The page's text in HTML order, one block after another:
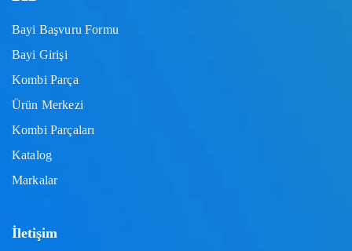
Bayi Başvuru Formu
Bayi Girişi
Kombi Parça
Ürün Merkezi
Kombi Parçaları
Katalog
Markalar
İletişim